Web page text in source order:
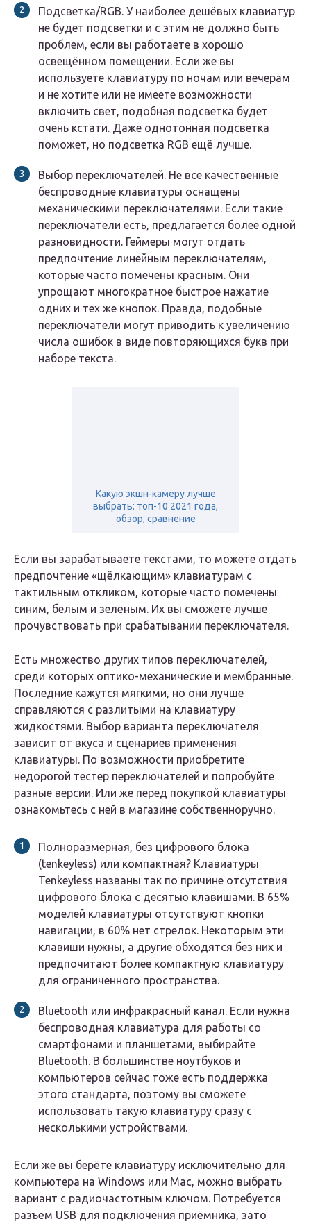
Подсветка/RGB. У наиболее дешёвых клавиатур
не будет подсветки и с этим не должно быть
проблем, если вы работаете в хорошо
освещённом помещении. Если же вы
используете клавиатуру по ночам или вечерам
и не хотите или не имеете возможности
включить свет, подобная подсветка будет
очень кстати. Даже однотонная подсветка
поможет, но подсветка RGB ещё лучше.
Выбор переключателей. Не все качественные
беспроводные клавиатуры оснащены
механическими переключателями. Если такие
переключатели есть, предлагается более одной
разновидности. Геймеры могут отдать
предпочтение линейным переключателям,
которые часто помечены красным. Они
упрощают многократное быстрое нажатие
одних и тех же кнопок. Правда, подобные
переключатели могут приводить к увеличению
числа ошибок в виде повторяющихся букв при
наборе текста.
Какую экшн-камеру лучше
выбрать: топ-10 2021 года,
обзор, сравнение
Если вы зарабатываете текстами, то можете отдать
предпочтение «щёлкающим» клавиатурам с
тактильным откликом, которые часто помечены
синим, белым и зелёным. Их вы сможете лучше
прочувствовать при срабатывании переключателя.
Есть множество других типов переключателей,
среди которых оптико-механические и мембранные.
Последние кажутся мягкими, но они лучше
справляются с разлитыми на клавиатуру
жидкостями. Выбор варианта переключателя
зависит от вкуса и сценариев применения
клавиатуры. По возможности приобретите
недорогой тестер переключателей и попробуйте
разные версии. Или же перед покупкой клавиатуры
ознакомьтесь с ней в магазине собственноручно.
Полноразмерная, без цифрового блока
(tenkeyless) или компактная? Клавиатуры
Tenkeyless названы так по причине отсутствия
цифрового блока с десятью клавишами. В 65%
моделей клавиатуры отсутствуют кнопки
навигации, в 60% нет стрелок. Некоторым эти
клавиши нужны, а другие обходятся без них и
предпочитают более компактную клавиатуру
для ограниченного пространства.
Bluetooth или инфракрасный канал. Если нужна
беспроводная клавиатура для работы со
смартфонами и планшетами, выбирайте
Bluetooth. В большинстве ноутбуков и
компьютеров сейчас тоже есть поддержка
этого стандарта, поэтому вы сможете
использовать такую клавиатуру сразу с
несколькими устройствами.
Если же вы берёте клавиатуру исключительно для
компьютера на Windows или Mac, можно выбрать
вариант с радиочастотным ключом. Потребуется
разъём USB для подключения приёмника, зато